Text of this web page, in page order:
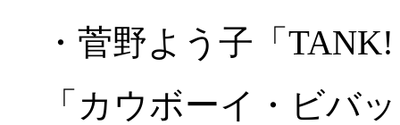
・菅野よう子「
「カウボーイ・ビバ